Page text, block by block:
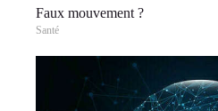
Faux mouvement ?
Santé